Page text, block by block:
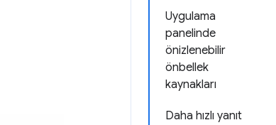
Uygulama
panelinde
önizlenebilir
önbellek
kaynakları
Daha hızlı yanıt